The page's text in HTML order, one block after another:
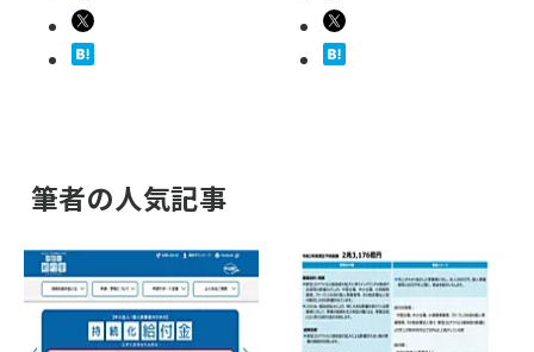
筆者の人気記事